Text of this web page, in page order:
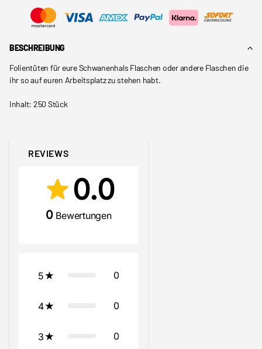
BESCHREIBUNG
Folientüten für eure Schwanenhals Flaschen oder andere Flaschen die
ihr so auf euren Arbeitsplatz zu stehen habt.
Inhalt: 250 Stück
REVIEWS
0.0
0 Bewertungen
5 0
4 0
3 0